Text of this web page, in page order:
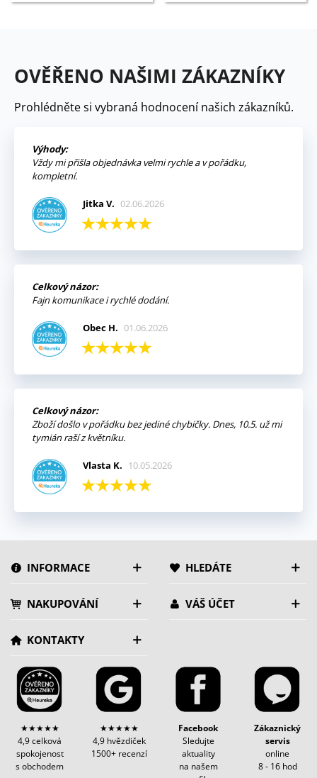
OVĚŘENO NAŠIMI ZÁKAZNÍKY
Prohlédněte si vybraná hodnocení našich zákazníků.
Výhody:
Vždy mi přišla objednávka velmi rychle a v pořádku,
kompletní.
Jitka V. 02.06.2026
Celkový názor:
Fajn komunikace i rychlé dodání.
Obec H. 01.06.2026
Celkový názor:
Zboží došlo v pořádku bez jediné chybičky. Dnes, 10.5. už mi
tymián raší z květníku.
Vlasta K. 10.05.2026
INFORMACE HLEDÁTE
NAKUPOVÁNÍ VÁŠ ÚČET
KONTAKTY
★★★★★
4,9 celková
spokojenost
s obchodem
★★★★★
4,9 hvězdiček
1500+ recenzí
Facebook
Sledujte
aktuality
na našem
Zákaznický
servis
online
8 - 16 hod